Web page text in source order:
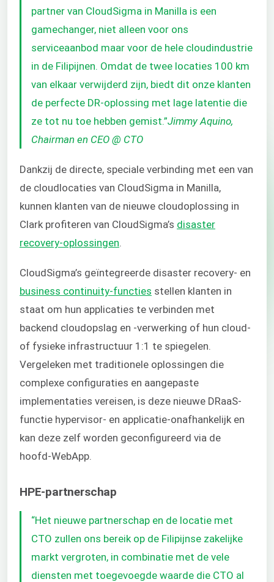
partner van CloudSigma in Manilla is een
gamechanger, niet alleen voor ons
serviceaanbod maar voor de hele cloudindustrie
in de Filipijnen. Omdat de twee locaties 100 km
van elkaar verwijderd zijn, biedt dit onze klanten
de perfecte DR-oplossing met lage latentie die
ze tot nu toe hebben gemist.”Jimmy Aquino,
Chairman en CEO @ CTO
Dankzij de directe, speciale verbinding met een van
de cloudlocaties van CloudSigma in Manilla,
kunnen klanten van de nieuwe cloudoplossing in
Clark profiteren van CloudSigma’s disaster
recovery-oplossingen.
CloudSigma’s geïntegreerde disaster recovery- en
business continuity-functies stellen klanten in
staat om hun applicaties te verbinden met
backend cloudopslag en -verwerking of hun cloud-
of fysieke infrastructuur 1:1 te spiegelen.
Vergeleken met traditionele oplossingen die
complexe configuraties en aangepaste
implementaties vereisen, is deze nieuwe DRaaS-
functie hypervisor- en applicatie-onafhankelijk en
kan deze zelf worden geconfigureerd via de
hoofd-WebApp.
HPE-partnerschap
“Het nieuwe partnerschap en de locatie met
CTO zullen ons bereik op de Filipijnse zakelijke
markt vergroten, in combinatie met de vele
diensten met toegevoegde waarde die CTO al